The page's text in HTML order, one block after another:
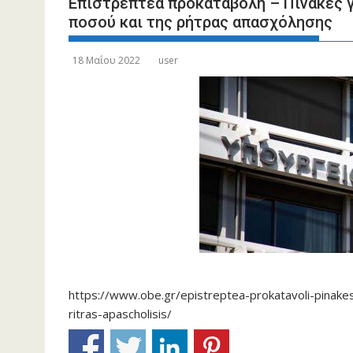
ποσού και της ρήτρας απασχόλησης
18 Μαΐου 2022 user
https://www.obe.gr/epistreptea-prokatavoli-
ritras-apascholisis/